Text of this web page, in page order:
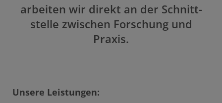
arbeiten wir direkt an der Schnitt­
stelle zwischen Forschung und
Praxis.
Unsere Leistungen: